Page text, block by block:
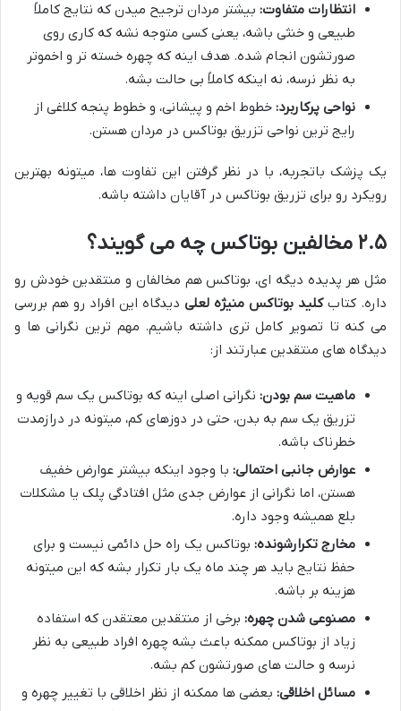
انتظارات متفاوت: بیشتر مردان ترجیح میدن که نتایج کاملاً
طبیعی و خنثی باشه، یعنی کسی متوجه نشه که کاری روی
صورتشون انجام شده. هدف اینه که چهره خسته تر و اخموتر
به نظر نرسه، نه اینکه کاملاً بی حالت بشه.
نواحی پرکاربرد: خطوط اخم و پیشانی، و خطوط پنجه کلاغی از
رایج ترین نواحی تزریق بوتاکس در مردان هستن.
یک پزشک باتجربه، با در نظر گرفتن این تفاوت ها، میتونه بهترین
رویکرد رو برای تزریق بوتاکس در آقایان داشته باشه.
۲.۵ مخالفین بوتاکس چه می گویند؟
مثل هر پدیده دیگه ای، بوتاکس هم مخالفان و منتقدین خودش رو
داره. کتابکلید بوتاکس منیژه لعلی دیدگاه این افراد رو هم بررسی
می کنه تا تصویر کامل تری داشته باشیم. مهم ترین نگرانی ها و
دیدگاه های منتقدین عبارتند از:
ماهیت سم بودن: نگرانی اصلی اینه که بوتاکس یک سم قویه و
تزریق یک سم به بدن، حتی در دوزهای کم، میتونه در درازمدت
خطرناک باشه.
عوارض جانبی احتمالی: با وجود اینکه بیشتر عوارض خفیف
هستن، اما نگرانی از عوارض جدی مثل افتادگی پلک یا مشکلات
بلع همیشه وجود داره.
مخارج تکرارشونده: بوتاکس یک راه حل دائمی نیست و برای
حفظ نتایج باید هر چند ماه یک بار تکرار بشه که این میتونه
هزینه بر باشه.
مصنوعی شدن چهره: برخی از منتقدین معتقدن که استفاده
زیاد از بوتاکس ممکنه باعث بشه چهره افراد طبیعی به نظر
نرسه و حالت های صورتشون کم بشه.
مسائل اخلاقی: بعضی ها ممکنه از نظر اخلاقی با تغییر چهره و